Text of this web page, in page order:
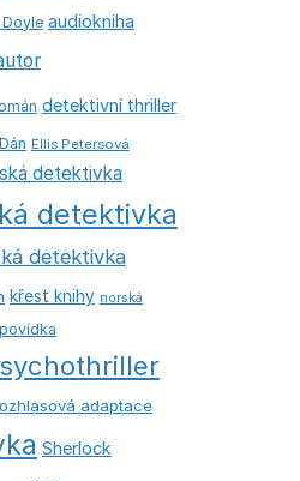
audiokniha
detektivní thriller
Ellis Petersová
detektivka
detektivka
detektivka
křest knihy norská
povídka
adaptace
Sherlock